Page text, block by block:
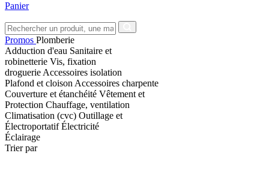
Panier
Promos Plomberie
Adduction d'eau Sanitaire et
robinetterie Vis, fixation
droguerie Accessoires isolation
Plafond et cloison Accessoires charpente
Couverture et étanchéité Vêtement et
Protection Chauffage, ventilation
Climatisation (cvc) Outillage et
ÉlectroportatifÉlectricité
Éclairage
Trier par